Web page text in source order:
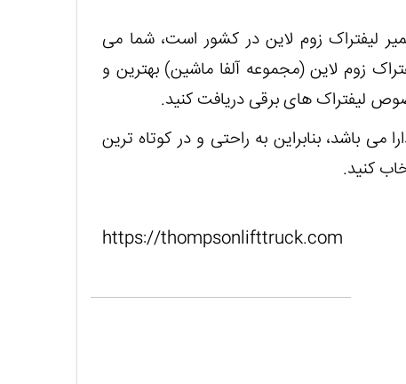
لیفتراک زوم لاین در کشور است، شما می
زوم لاین (مجموعه آلفا ماشین) بهترین و
لیفتراک های برقی دریافت کنید.
می باشد، بنابراین به راحتی و در کوتاه ترین
کنید.